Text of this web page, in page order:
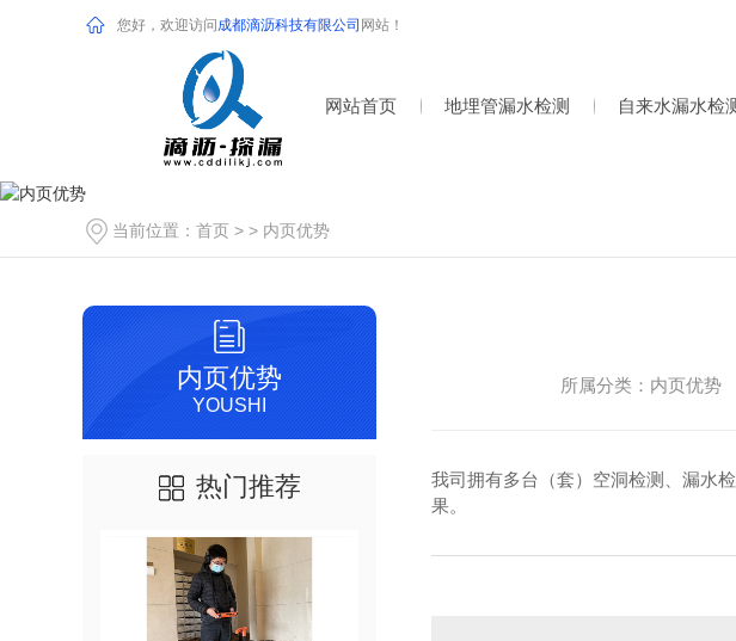
您好，欢迎访问 成都滴沥科技有限公司 网站！
网站首页 地埋管漏水检测 自来水漏水检
当前位置： 首页 > > 内页优势
内页优势
YOUSHI
热门推荐
所属分类：内页优
我司拥有多台（套）空洞检测、漏水
果。